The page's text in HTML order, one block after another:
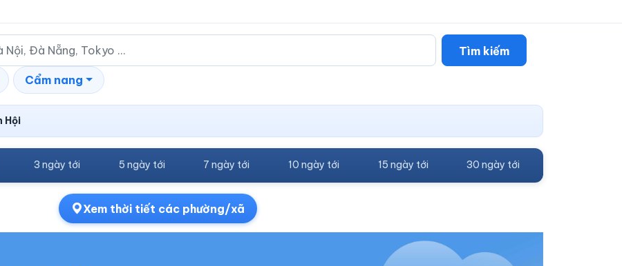
Tìm kiếm
Cẩm nang
Hội
3 ngày tới 5 ngày tới 7 ngày tới 10 ngày tới 15 ngày tới 30 ngày tới
Xem thời tiết các phường/xã